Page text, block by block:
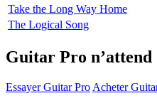
Take the Long Way Home
The Logical Song
Guitar Pro n’attend
Essayer Guitar Pro Acheter